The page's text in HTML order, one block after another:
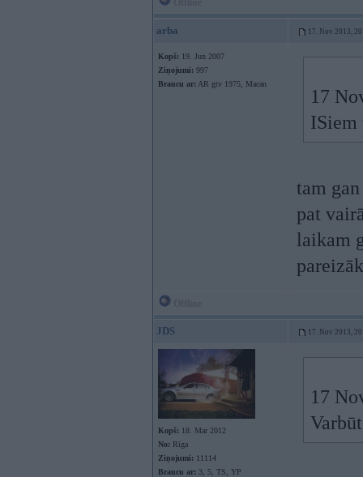
arba 17. Nov 2013,
Kopš: 19. Jun 2007
Ziņojumi: 997
Braucu ar: AR gtv 1975, Macan
17
ISiem
tam
pat
laikam
pareizāk
JDS 17. Nov 2013,
Kopš: 18. Mar 2012
No: Rīga
Ziņojumi: 11114
Braucu ar: 3, 5, TS, YP
17